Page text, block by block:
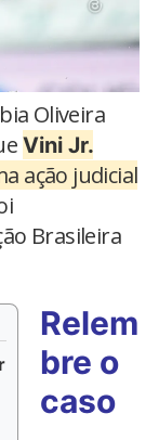
Oliveira
Vini Jr.
ação judicial
Brasileira
Relem
bre o
caso